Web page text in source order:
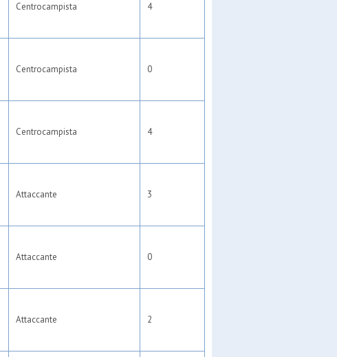
Centrocampista 4
Centrocampista 0
Centrocampista 4
Attaccante 3
Attaccante 0
Attaccante 2